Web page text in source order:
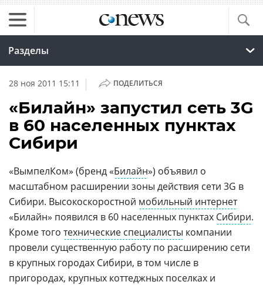
Разделы
28 ноя 2011 15:11 | ПОДЕЛИТЬСЯ
«Билайн» запустил сеть 3G
в 60 населенных пунктах
Сибири
«ВымпелКом» (бренд «Билайн») объявил о
масштабном расширении зоны действия сети 3G в
Сибири. Высокоскоростной мобильный интернет
«Билайн» появился в 60 населенных пунктах Сибири.
Кроме того технические специалисты компании
провели существенную работу по расширению сети
в крупных городах Сибири, в том числе в
пригородах, крупных коттеджных поселках и